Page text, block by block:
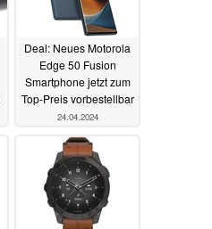
Deal: Neues Motorola
Edge 50 Fusion
Smartphone jetzt zum
Top-Preis vorbestellbar
24.04.2024